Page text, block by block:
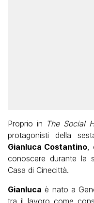
Proprio in The Social
protagonisti della
Gianluca Costantino
conoscere durante la
Casa di Cinecittà.
Gianluca è nato a
tra il lavoro come